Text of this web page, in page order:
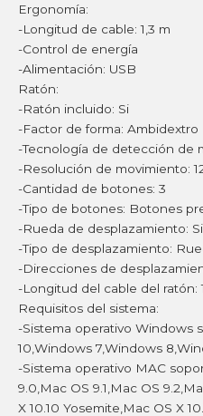
Ergonomía:
-Longitud de cable: 1,3 m
-Control de energía
-Alimentación: USB
Ratón:
-Ratón incluido: Si
-Factor de forma: Ambidextro
-Tecnología de detección de
-Resolución de movimiento:
-Cantidad de botones: 3
-Tipo de botones: Botones
-Rueda de desplazamiento: Si
-Tipo de desplazamiento:
-Direcciones de
-Longitud del cable del ratón:
Requisitos del sistema:
-Sistema operativo Windows
10,Windows 7,Windows
-Sistema operativo MAC
9.0,Mac OS 9.1,Mac OS
X 10.10 Yosemite,Mac OS X